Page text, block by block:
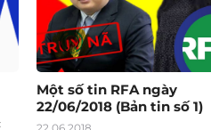
Một số tin RFA ngày
22/06/2018 (Bản tin số 1)